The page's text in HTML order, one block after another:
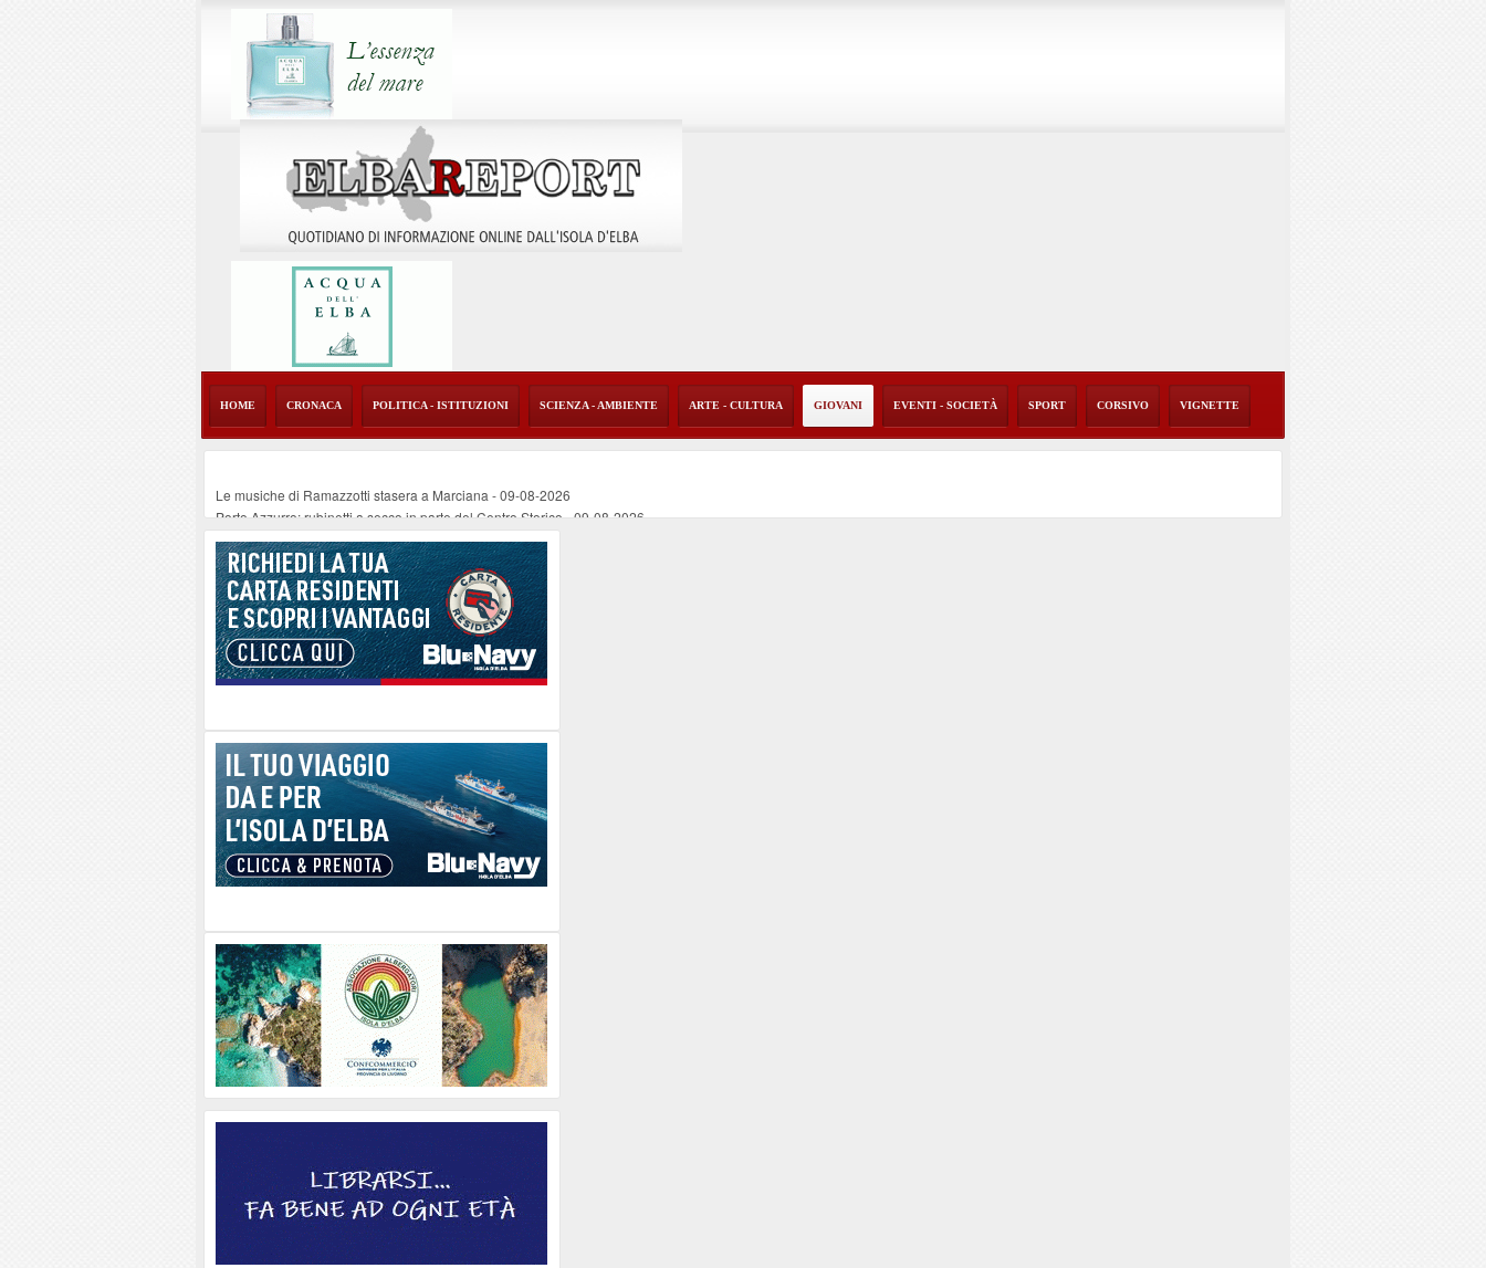
HOME CRONACA POLITICA - ISTITUZIONI SCIENZA - AMBIENTE ARTE - CULTURA GIOVANI EVENTI - SOCIETÀ SPORT CORSIVO VIGNETTE
Le musiche di Ramazzotti stasera a Marciana -09-08-2026
Porto Azzurro: rubinetti a secco in parte del Centro Storico-09-08-2026
Seccheto acque torbide dopo i lavori notturni in spiagggia
Se ccheto acque torbide dopo i lavori notturni in spiaggia
Se ccheto acque torbide dopo i lavori notturni in spiaggia